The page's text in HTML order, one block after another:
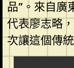
品”。來自廣
代表廖志略
次讓這個傳